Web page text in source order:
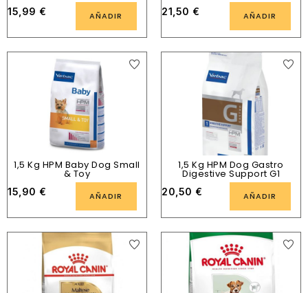
15,99 € AÑADIR 21,50 € AÑADIR
1,5 Kg HPM Baby Dog Small
& Toy
15,90 € AÑADIR
1,5 Kg HPM Dog Gastro
Digestive Support G1
20,50 € AÑADIR